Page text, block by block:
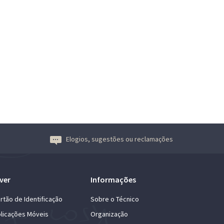
Elogios, sugestões ou reclamações
de Identificação
Móveis
Informações
Sobre o Técnico
Organização